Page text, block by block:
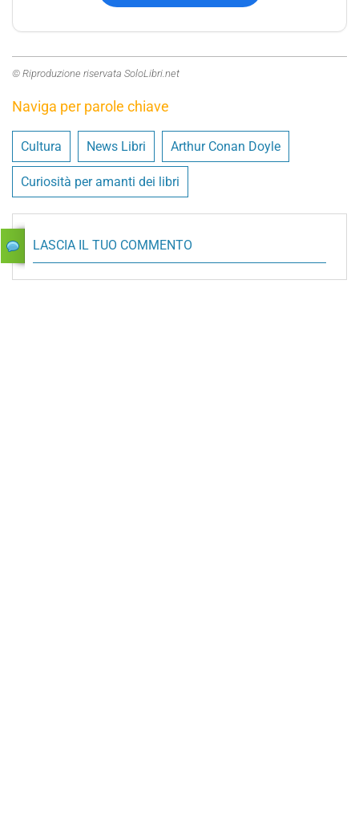
© Riproduzione riservata SoloLibri.net
Naviga per parole chiave
Cultura News Libri Arthur Conan Doyle
Curiosità per amanti dei libri
LASCIA IL TUO COMMENTO